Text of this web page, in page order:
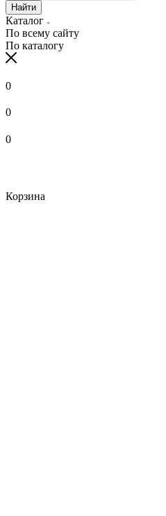
Найти
Каталог
По всему сайту
По каталогу
0
0
0
Корзина